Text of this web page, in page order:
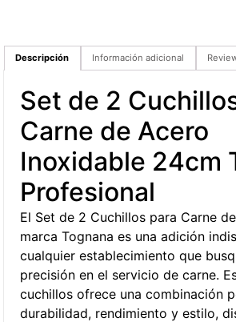
Descripción Información adicional
Set de 2
Carne de Acero
Inoxidable 24cm
Profesional
El Set de 2 Cuchillos para Carne
marca Tognana es una adición
cualquier establecimiento que
precisión en el servicio de carne.
cuchillos ofrece una combinación
durabilidad, rendimiento y estilo,